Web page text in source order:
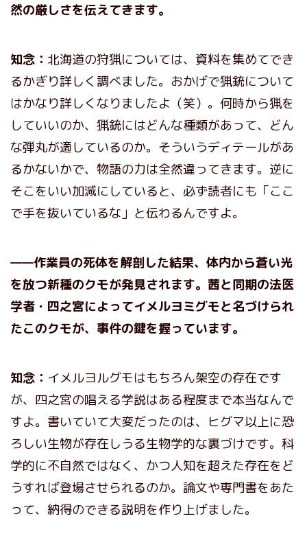
然の厳しさを伝えてきます。
知念： 北海道の狩猟については、資料を集めてでき
るかぎり詳しく調べました。おかげで猟銃について
はかなり詳しくなりましたよ（笑）。何時から猟を
していいのか、猟銃にはどんな種類があって、どん
な弾丸が適しているのか。そういうディテールがあ
るかないかで、物語の力は全然違ってきます。逆に
そこをいい加減にしていると、必ず読者にも「ここ
で手を抜いているな」と伝わるんですよ。
——作業員の死体を解剖した結果、体内から蒼い光
を放つ新種のクモが発見されます。茜と同期の法医
学者・四之宮によってイメルヨミグモと名づけられ
たこのクモが、事件の鍵を握っています。
知念： イメルヨルグモはもちろん架空の存在です
が、四之宮の唱える学説はある程度まで本当なんで
すよ。書いていて大変だったのは、ヒグマ以上に恐
ろしい生物が存在しうる生物学的な裏づけです。科
学的に不自然ではなく、かつ人知を超えた存在をど
うすれば登場させられるのか。論文や専門書をあた
って、納得のできる説明を作り上げました。